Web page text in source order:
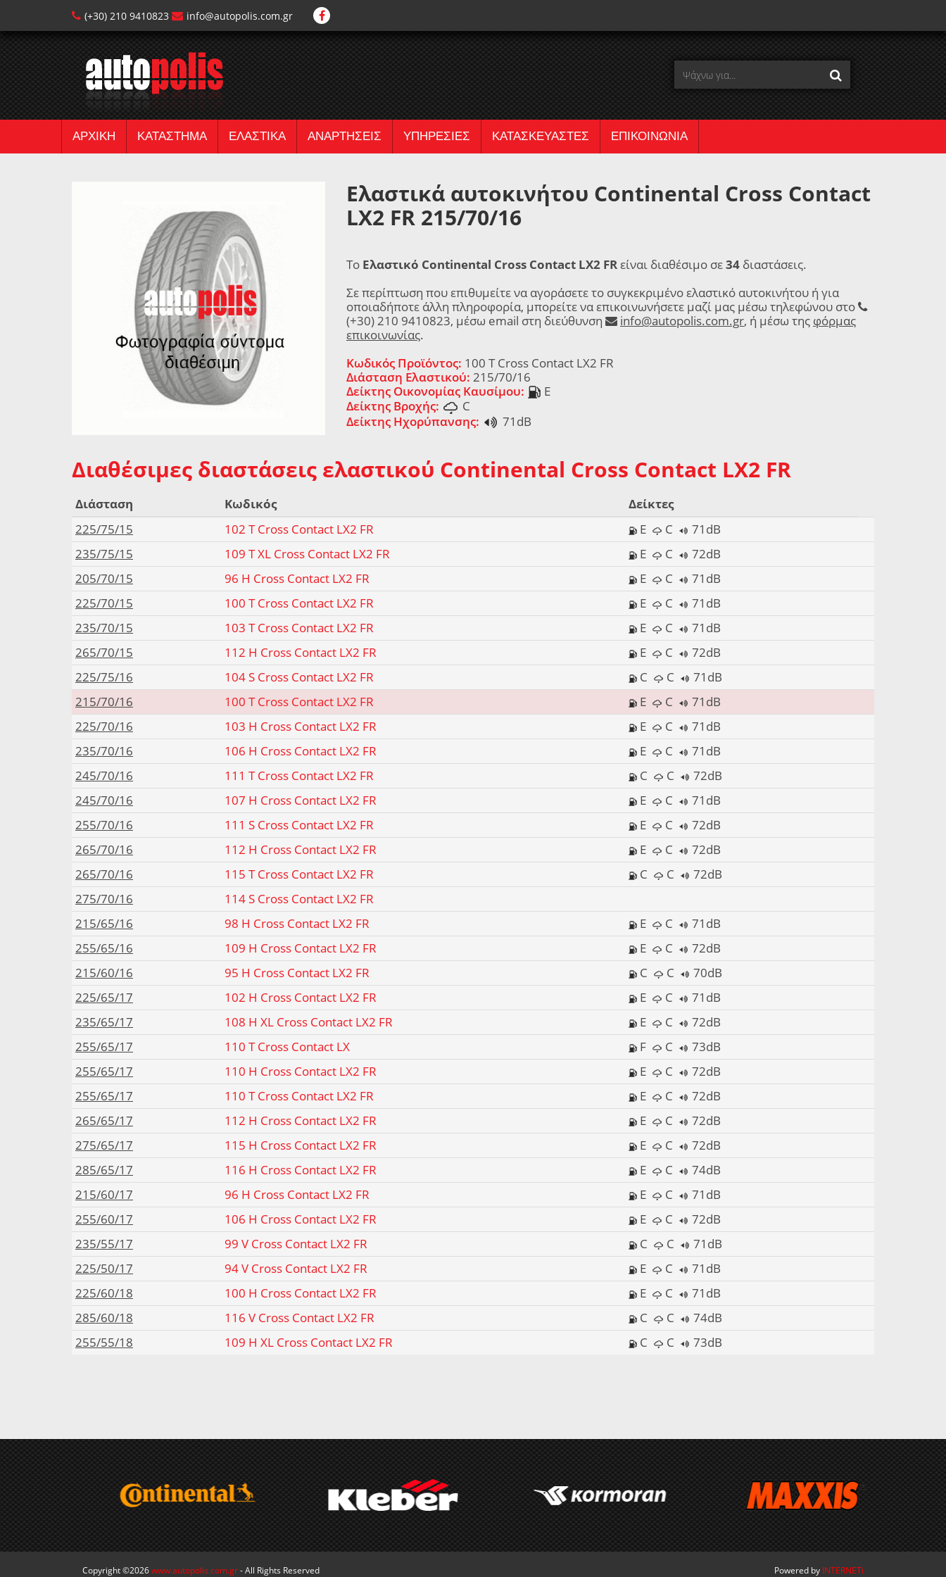
(+30) 210 9410823 info@autopolis.com.gr
ΑΡΧΙΚΗ ΚΑΤΑΣΤΗΜΑ ΕΛΑΣΤΙΚΑ ΑΝΑΡΤΗΣΕΙΣ ΥΠΗΡΕΣΙΕΣ ΚΑΤΑΣΚΕΥΑΣΤΕΣ ΕΠΙΚΟΙΝΩΝΙΑ
Ελαστικά αυτοκινήτου Continental Cross Contact
LX2 FR 215/70/16
Το Ελαστικό Continental Cross Contact LX2 FRείναι διαθέσιμο σε34 διαστάσεις.
Σε περίπτωση που επιθυμείτε να αγοράσετε το συγκεκριμένο ελαστικό αυτοκινήτου ή για
οποιαδήποτε άλλη πληροφορία, μπορείτε να επικοινωνήσετε μαζί μας μέσω τηλεφώνου στο
(+30) 210 9410823, μέσω email στη διεύθυνση
info@autopolis.com.gr, ή μέσω της φόρμας
επικοινωνίας.
Κωδικός Προϊόντος: 100 T Cross Contact LX2 FR
Διάσταση Ελαστικού: 215/70/16
Δείκτης Οικονομίας Καυσίμου:
E
Δείκτης Βροχής:
C
Δείκτης Ηχορύπανσης:
71dB
Διαθέσιμες διαστάσεις ελαστικού Continental Cross Contact LX2 FR
Διάσταση Κωδικός
Δείκτες
225/75/15
102 T Cross Contact LX2 FR E C
71dB
235/75/15
109 T XL Cross Contact LX2 FR E C
72dB
205/70/15
96 H Cross Contact LX2 FR E C
71dB
225/70/15
100 T Cross Contact LX2 FR E C
71dB
235/70/15
103 T Cross Contact LX2 FR E C
71dB
265/70/15
112 H Cross Contact LX2 FR E C
72dB
225/75/16
104 S Cross Contact LX2 FR C C
71dB
215/70/16
100 T Cross Contact LX2 FR E C
71dB
225/70/16
103 H Cross Contact LX2 FR E C
71dB
235/70/16
106 H Cross Contact LX2 FR E C
71dB
245/70/16
111 T Cross Contact LX2 FR C C
72dB
245/70/16
107 H Cross Contact LX2 FR E C
71dB
255/70/16
111 S Cross Contact LX2 FR E C
72dB
265/70/16
112 H Cross Contact LX2 FR E C
72dB
265/70/16
115 T Cross Contact LX2 FR C C
72dB
275/70/16
114 S Cross Contact LX2 FR
215/65/16
98 H Cross Contact LX2 FR E C
71dB
255/65/16
109 H Cross Contact LX2 FR E C
72dB
215/60/16
95 H Cross Contact LX2 FR C C
70dB
225/65/17
102 H Cross Contact LX2 FR E C
71dB
235/65/17
108 H XL Cross Contact LX2 FR E C
72dB
255/65/17
110 T Cross Contact LX F C
73dB
255/65/17
110 H Cross Contact LX2 FR E C
72dB
255/65/17
110 T Cross Contact LX2 FR E C
72dB
265/65/17
112 H Cross Contact LX2 FR E C
72dB
275/65/17
115 H Cross Contact LX2 FR E C
72dB
285/65/17
116 H Cross Contact LX2 FR E C
74dB
215/60/17
96 H Cross Contact LX2 FR E C
71dB
255/60/17
106 H Cross Contact LX2 FR E C
72dB
235/55/17
99 V Cross Contact LX2 FR C C
71dB
225/50/17
94 V Cross Contact LX2 FR E C
71dB
225/60/18
100 H Cross Contact LX2 FR E C
71dB
285/60/18
116 V Cross Contact LX2 FR C C
74dB
255/55/18
109 H XL Cross Contact LX2 FR C C 73dB
Copyright ©2026www.autopolis.com.gr- All Rights Reserved Powered by INTERNETi